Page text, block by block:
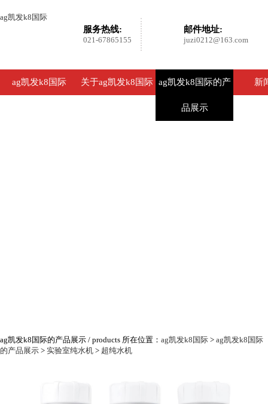
ag凯发k8国际
邮件地址:
juzi0212@163.com
服务热线:
021-67865155
ag凯发k8国际 关于ag凯发k8国际 ag凯发k8国际的产
品展示
新
ag凯发k8国际的产品展示 / products 所在位置： ag凯发k8国际 > ag凯发k8国际
的产品展示 > 实验室纯水机 > 超纯水机